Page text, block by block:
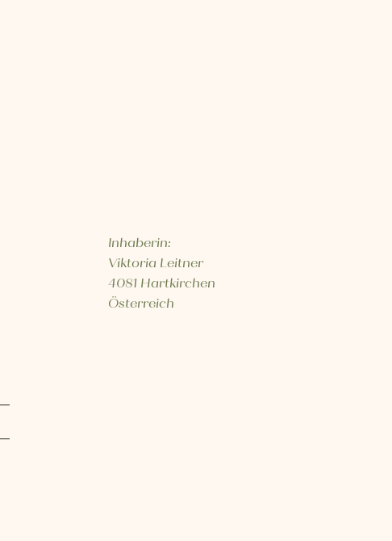
Inhaberin:
Viktoria Leitner
4081 Hartkirchen
Österreich